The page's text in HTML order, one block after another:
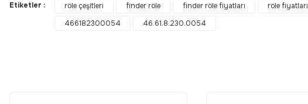
Ürün resmi kalitesiz, bozuk veya görüntülenemiyor.
Etiketler : röle çeşitleri finder röle finder röle fiyatları röle fiyatları
466182300054
46.61.8.230.0054